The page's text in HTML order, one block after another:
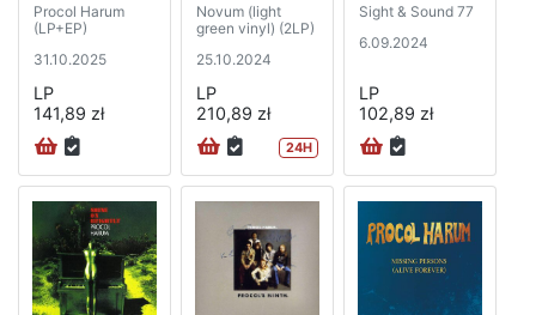
Procol Harum
(LP+EP)
31.10.2025
LP
141,89 zł
Novum (light
green vinyl) (2LP)
25.10.2024
LP
210,89 zł
24H
Sight & Sound 77
6.09.2024
LP
102,89 zł